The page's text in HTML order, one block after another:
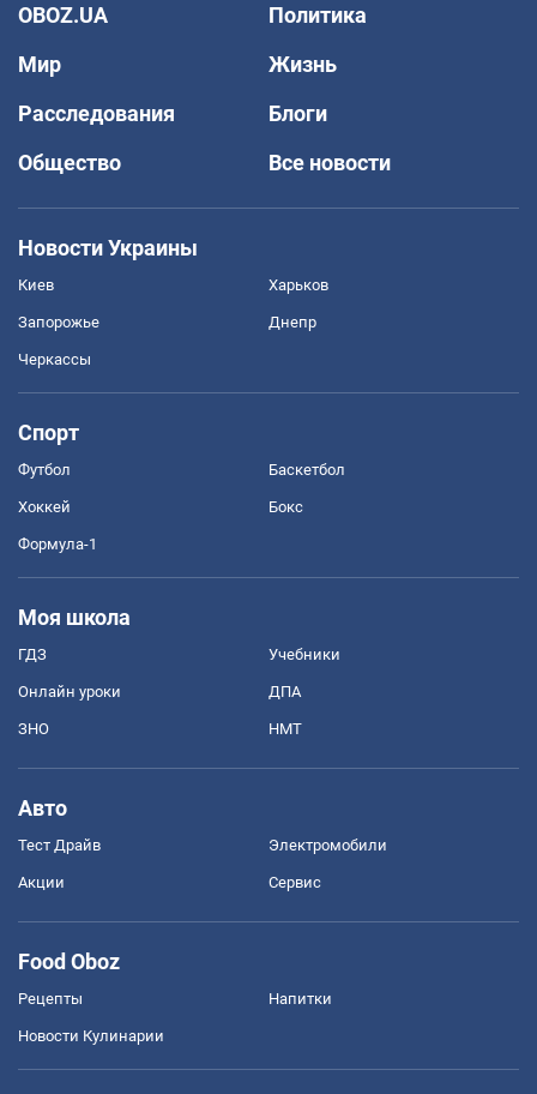
OBOZ.UA
Политика
Мир
Жизнь
Расследования
Блоги
Общество
Все новости
Новости Украины
Киев Харьков
Запорожье Днепр
Черкассы
Спорт
Футбол Баскетбол
Хоккей Бокс
Формула-1
Моя школа
ГДЗ Учебники
Онлайн уроки ДПА
ЗНО НМТ
Авто
Тест Драйв Электромобили
Акции Сервис
Food Oboz
Рецепты Напитки
Новости Кулинарии